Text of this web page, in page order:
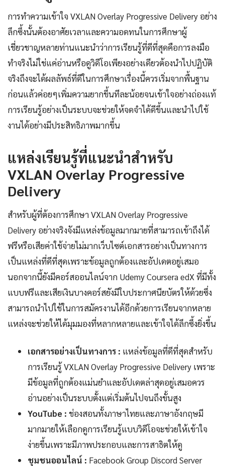
การทำความเข้าใจ VXLAN Overlay Progressive Delivery อย่าง
ลึกซึ้งนั้นต้องอาศัยเวลาและความอดทนในการศึกษาผู้
เชี่ยวชาญหลายท่านแนะนำว่าการเรียนรู้ที่ดีที่สุดคือการลงมือ
ทำจริงไม่ใช่แค่อ่านหรือดูวิดีโอเพียงอย่างเดียวต้องนำไปปฏิบัติ
จริงถึงจะได้ผลลัพธ์ที่ดีในการศึกษาเรื่องนี้ควรเริ่มจากพื้นฐาน
ก่อนแล้วค่อยๆเพิ่มความยากขึ้นทีละน้อยจนเข้าใจอย่างถ่องแท้
การเรียนรู้อย่างเป็นระบบจะช่วยให้จดจำได้ดีขึ้นและนำไปใช้
งานได้อย่างมีประสิทธิภาพมากขึ้น
แหล่งเรียนรู้ที่แนะนำสำหรับ
VXLAN Overlay Progressive
Delivery
สำหรับผู้ที่ต้องการศึกษา VXLAN Overlay Progressive
Delivery อย่างจริงจังมีแหล่งข้อมูลมากมายที่สามารถเข้าถึงได้
ฟรีหรือเสียค่าใช้จ่ายไม่มากเว็บไซต์เอกสารอย่างเป็นทางการ
เป็นแหล่งที่ดีที่สุดเพราะข้อมูลถูกต้องและอัปเดตอยู่เสมอ
นอกจากนี้ยังมีคอร์สออนไลน์จาก Udemy Coursera edX ที่มีทั้ง
แบบฟรีและเสียเงินบางคอร์สยังมีใบประกาศนียบัตรให้ด้วยซึ่ง
สามารถนำไปใช้ในการสมัครงานได้อีกด้วยการเรียนจากหลาย
แหล่งจะช่วยให้ได้มุมมองที่หลากหลายและเข้าใจได้ลึกซึ้งยิ่งขึ้น
เอกสารอย่างเป็นทางการ : แหล่งข้อมูลที่ดีที่สุดสำหรับ
การเรียนรู้ VXLAN Overlay Progressive Delivery เพราะ
มีข้อมูลที่ถูกต้องแม่นยำและอัปเดตล่าสุดอยู่เสมอควร
อ่านอย่างเป็นระบบตั้งแต่เริ่มต้นไปจนถึงขั้นสูง
YouTube : ช่องสอนทั้งภาษาไทยและภาษาอังกฤษมี
มากมายให้เลือกดูการเรียนรู้แบบวิดีโอจะช่วยให้เข้าใจ
ง่ายขึ้นเพราะมีภาพประกอบและการสาธิตให้ดู
ชุมชนออนไลน์ : Facebook Group Discord Server